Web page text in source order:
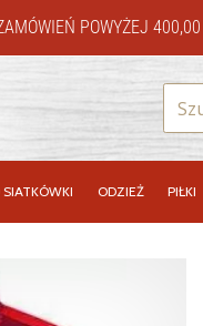
POWYŻEJ
ODZIEŻ PIŁKI